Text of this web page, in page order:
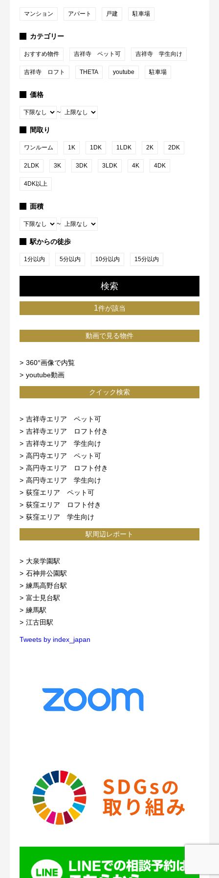
マンション アパート 戸建 駐車場
カテゴリー
おすすめ物件 吉祥寺 ペット可 吉祥寺 学生向け
吉祥寺 ロフト THETA youtube 駐車場
価格
~
間取り
ワンルーム 1K 1DK 1LDK 2K 2DK
2LDK 3K 3DK 3LDK 4K 4DK
4DK以上
面積
~
駅からの徒歩
1分以内 5分以内 10分以内 15分以内
検索
1件が該当
動画で見る物件
360°画像で内覧
youtube動画
クイック検索
吉祥寺エリア ペット可
吉祥寺エリア ロフト付き
吉祥寺エリア 学生向け
高円寺エリア ペット可
高円寺エリア ロフト付き
高円寺エリア 学生向け
荻窪エリア ペット可
荻窪エリア ロフト付き
荻窪エリア 学生向け
駅周辺レポート
大泉学園駅
石神井公園駅
練馬高野台駅
富士見台駅
練馬駅
江古田駅
Tweets by index_japan